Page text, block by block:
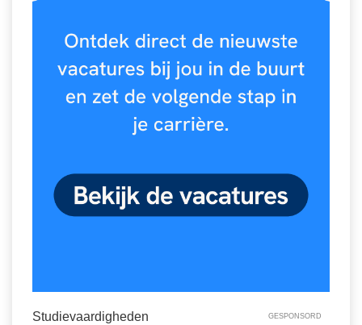
Studievaardigheden GESPONSORD